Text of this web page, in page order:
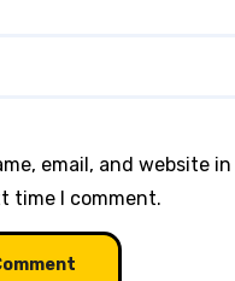
email, and website
time I comment.